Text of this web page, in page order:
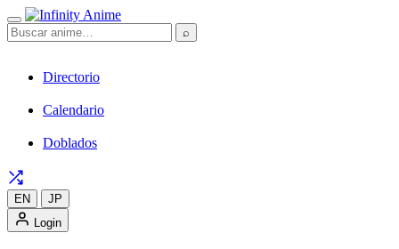
⌕
Directorio
Calendario
Doblados
EN
JP
Login